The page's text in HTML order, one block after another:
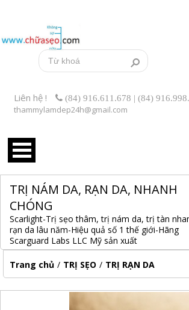
Liên hệ ! (84) 916.611.678 | (84)
thammylamdep24h@gmail.com
TRỊ NÁM DA, RẠN DA, NHANH
CHÓNG
Scarlight-Trị sẹo thâm, trị nám da, trị tàn
rạn da lâu năm-Hiệu quả số 1 thế giới-Hãng
Scarguard Labs LLC Mỹ sản xuất
Trang chủ / TRỊ SẸO / TRỊ RẠN DA